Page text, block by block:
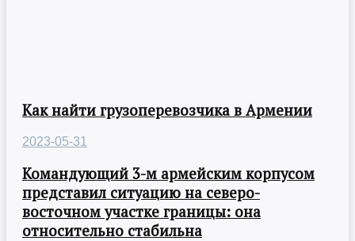
Как найти грузоперевозчика в Армении
2023-05-31
Командующий 3-м армейским корпусом
представил ситуацию на северо-
восточном участке границы: она
относительно стабильна